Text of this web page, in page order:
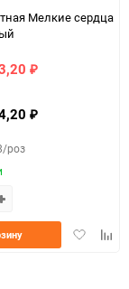
Мелкие сердца
₽
₽
роз
Добавить